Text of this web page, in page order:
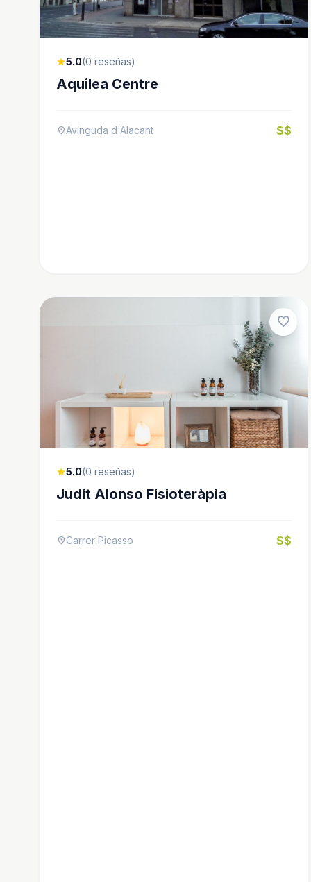
star5.0(0 reseñas)
Aquilea Centre
location_onAvinguda d'Alacant $$
favorite
star5.0(0 reseñas)
Judit Alonso Fisioteràpia
location_onCarrer Picasso $$